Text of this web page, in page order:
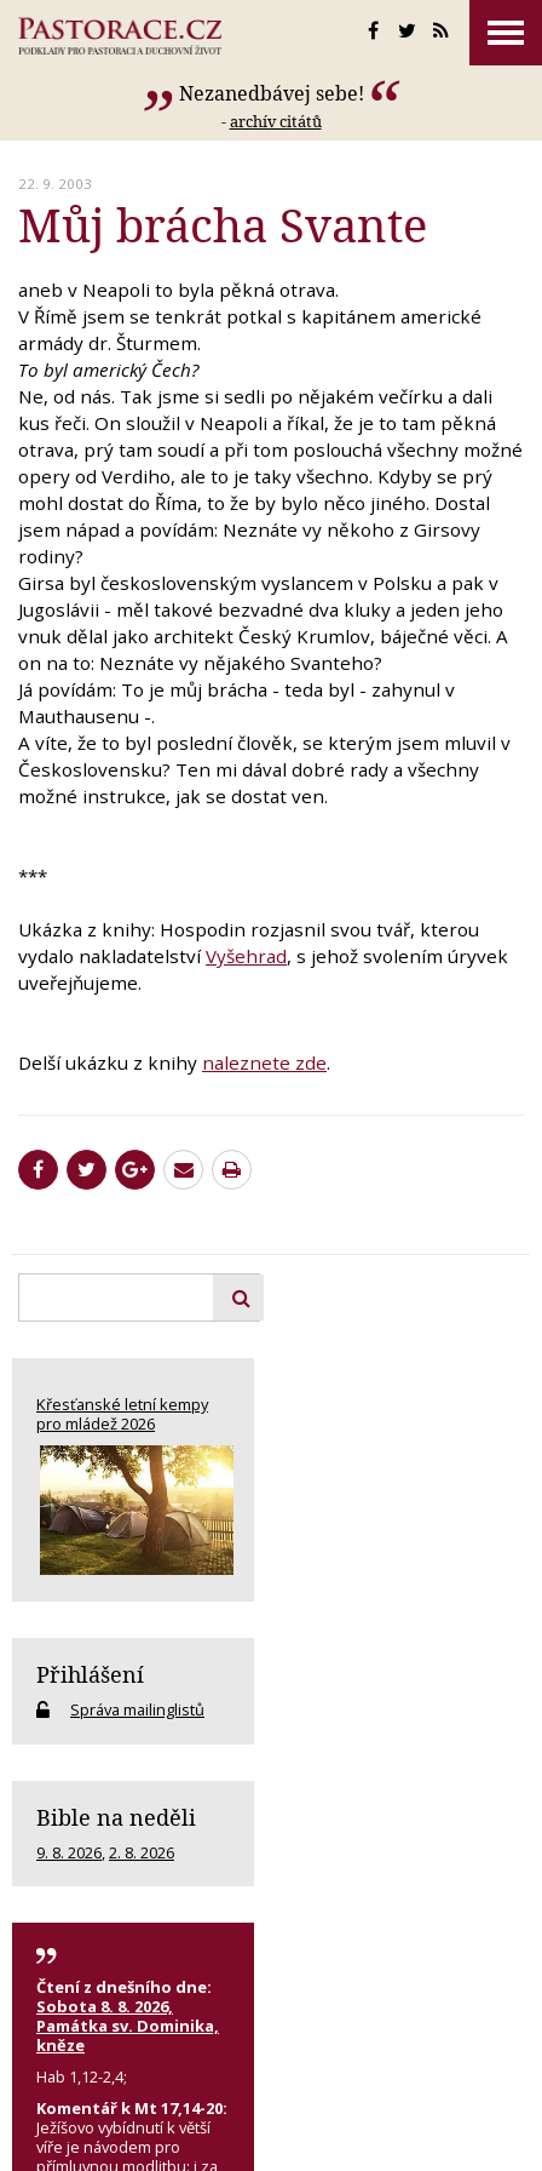
Nezanedbávej sebe!
-archív citátů
22. 9. 2003
Můj brácha Svante
aneb v Neapoli to byla pěkná otrava.
V Římě jsem se tenkrát potkal s kapitánem americké
armády dr. Šturmem.
To byl americký Čech?
Ne, od nás. Tak jsme si sedli po nějakém večírku a dali
kus řeči. On sloužil v Neapoli a říkal, že je to tam pěkná
otrava, prý tam soudí a při tom poslouchá všechny možné
opery od Verdiho, ale to je taky všechno. Kdyby se prý
mohl dostat do Říma, to že by bylo něco jiného. Dostal
jsem nápad a povídám: Neznáte vy někoho z Girsovy
rodiny?
Girsa byl československým vyslancem v Polsku a pak v
Jugoslávii - měl takové bezvadné dva kluky a jeden jeho
vnuk dělal jako architekt Český Krumlov, báječné věci. A
on na to: Neznáte vy nějakého Svanteho?
Já povídám: To je můj brácha - teda byl - zahynul v
Mauthausenu -.
A víte, že to byl poslední člověk, se kterým jsem mluvil v
Československu? Ten mi dával dobré rady a všechny
možné instrukce, jak se dostat ven.
***
Ukázka z knihy: Hospodin rozjasnil svou tvář, kterou
vydalo nakladatelstvíVyšehrad, s jehož svolením úryvek
uveřejňujeme.
Delší ukázku z knihy naleznete zde.
Křesťanské letní kempy
pro mládež 2026
Přihlášení
Správa mailinglistů
Bible na neděli
9. 8. 2026,2. 8. 2026
Čtení z dnešního dne:
Sobota 8. 8. 2026,
Památka sv. Dominika,
kněze
Hab 1,12-2,4;
Komentář k Mt 17,14-20:
Ježíšovo vybídnutí k větší
víře je návodem pro
přímluvnou modlitbu: i za